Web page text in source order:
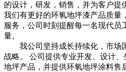
的设计，研发，销售，并为客户提
我们有更好的环氧地坪漆产品质量
服务，公司时刻提醒每一名现代员
量。
我公司坚持成长持续化，市场
战略。 公司提供专业开发、设计
地坪产品，并提供环氧地坪涂料售